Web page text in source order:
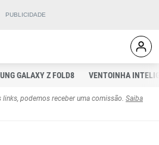
GALAXY Z FOLD8 VENTOINHA
podemos receber uma comissão. Saiba